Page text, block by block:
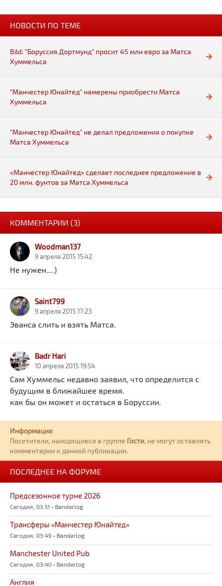
НОВОСТИ ПО ТЕМЕ
Bild: "Боруссия Дортмунд" просит 45 млн евро за Матса
Хуммельса
"Манчестер Юнайтед" намерены приобрести Матса
Хуммельса
"Манчестер Юнайтед" не делал предложения о покупке
Матса Хуммельса
«Манчестер Юнайтед» сделает последнее предложение в
20 млн. фунтов за Матса Хуммельса
КОММЕНТАРИИ (3)
Woodman137
9 апреля 2015 15:42
Не нужен....)
Saint799
9 апреля 2015 17:23
Эванса слить и взять Матса.
Badr Hari
10 апреля 2015 19:54
Сам Хуммельс недавно заявил, что определится с
будущим в ближайшее время.
как бы он может и остаться в Боруссии.
Информация
Посетители, находящиеся в группе Гости, не могут оставлять
комментарии к данной публикации.
ПОСЛЕДНЕЕ НА ФОРУМЕ
Предсезонное турне 2026
Сегодня, 03:51 • Banderlog
Трансферы «Манчестер Юнайтед»
Сегодня, 03:49 • Banderlog
Manchester United Pub
Сегодня, 03:40 • Banderlog
Англия